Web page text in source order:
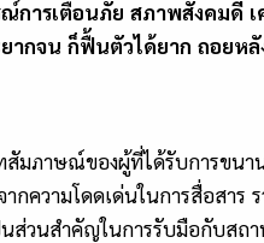
ารเตือนภัย สภาพสังคมดี เ
ากจน ก็ฟื้นตัวได้ยาก ถอยหลั
มภาษณ์ของผู้ที่ได้รับการขนา
ากความโดดเด่นในการสื่อสา
นส่วนสำคัญในการรับมือกับสถ